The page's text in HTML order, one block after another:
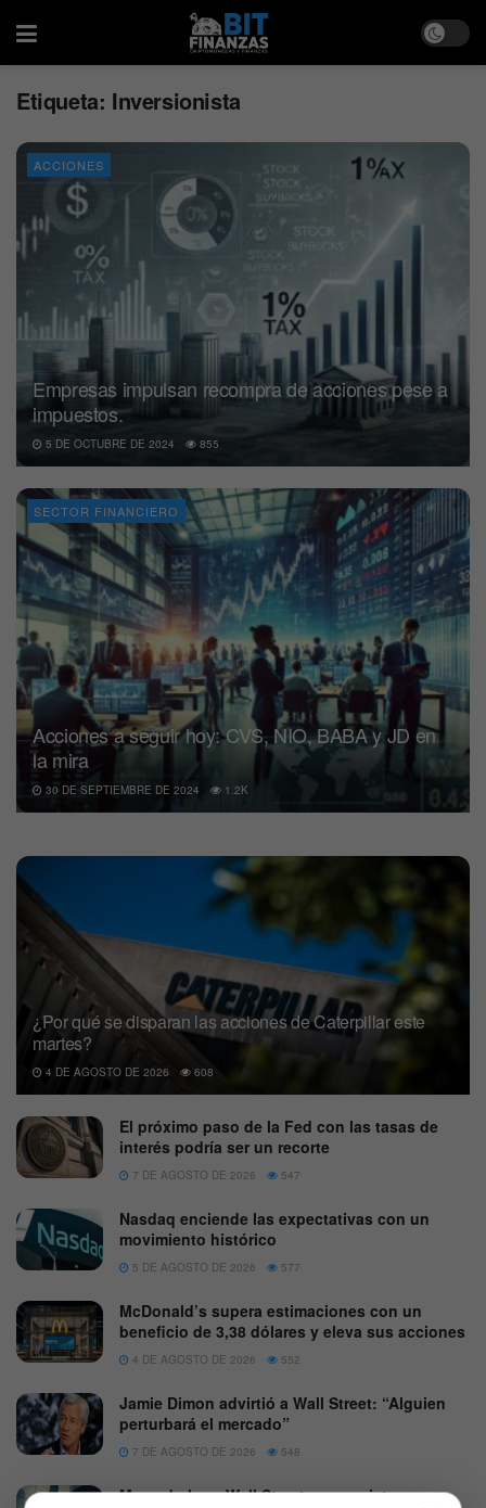
Etiqueta: Inversionista
ACCIONES
Empresas impulsan recompra de acciones pese a
impuestos.
5 DE OCTUBRE DE 2024 855
SECTOR FINANCIERO
Acciones a seguir hoy: CVS, NIO, BABA y JD en
la mira
30 DE SEPTIEMBRE DE 2024 1.2K
¿Por qué se disparan las acciones de Caterpillar este
martes?
4 DE AGOSTO DE 2026 608
El próximo paso de la Fed con las tasas de
interés podría ser un recorte
7 DE AGOSTO DE 2026 547
Nasdaq enciende las expectativas con un
movimiento histórico
5 DE AGOSTO DE 2026 577
McDonald’s supera estimaciones con un
beneficio de 3,38 dólares y eleva sus acciones
4 DE AGOSTO DE 2026 552
Jamie Dimon advirtió a Wall Street: “Alguien
perturbará el mercado”
7 DE AGOSTO DE 2026 548
Mercado hoy: Wall Street opera mixto por